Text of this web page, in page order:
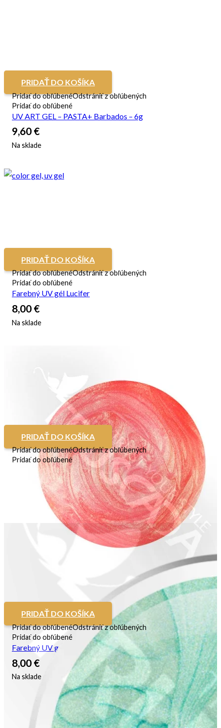
PRIDAŤ DO KOŠÍKA
Pridať do obľúbenéOdstrániť z obľúbených
Pridať do obľúbené
UV ART GEL – PASTA+ Barbados – 6g
9,60 €
Na sklade
PRIDAŤ DO KOŠÍKA
Pridať do obľúbenéOdstrániť z obľúbených
Pridať do obľúbené
Farebný UV gél Lucifer
8,00 €
Na sklade
PRIDAŤ DO KOŠÍKA
Pridať do obľúbenéOdstrániť z obľúbených
Pridať do obľúbené
Farebný UV gél Lubbi
PRIDAŤ DO KOŠÍKA
Pridať do obľúbenéOdstrániť z obľúbených
Pridať do obľúbené
Farebný UV gél Sheen Green
8,00 €
Na sklade